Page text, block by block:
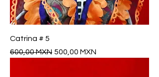
Catrina # 5
Precio
600,00 MXN Precio de oferta
500,00 MXN